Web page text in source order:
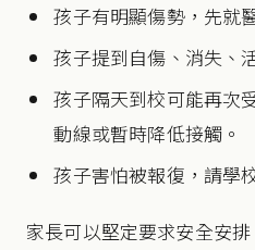
孩子有明顯傷勢，先就
孩子提到自傷、消失、
孩子隔天到校可能再次
動線或暫時降低接觸。
孩子害怕被報復，請學
家長可以堅定要求安全安